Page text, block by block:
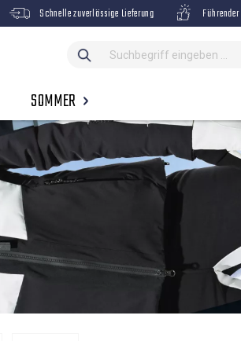
Schnelle zuverlässige Lieferung
SOMMER